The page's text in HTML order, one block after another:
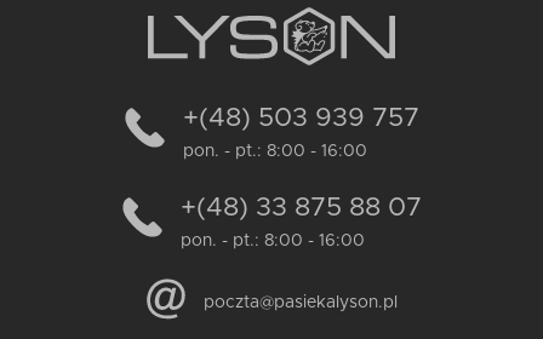
+(48) 503 939 757
pon. - pt.: 8:00 - 16:00
+(48) 33 875 88 07
pon. - pt.: 8:00 - 16:00
poczta@pasiekalyson.pl